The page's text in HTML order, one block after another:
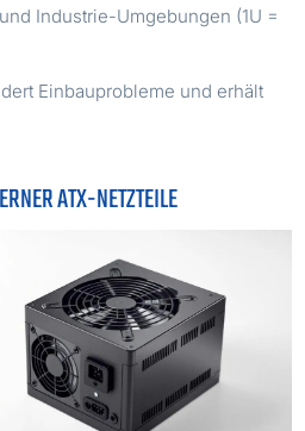
Industrie-Umgebungen (1U =
Einbauprobleme und erhält
ATX-NETZTEILE